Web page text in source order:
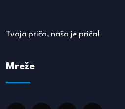
Tvoja priča, naša je priča!
Mreže